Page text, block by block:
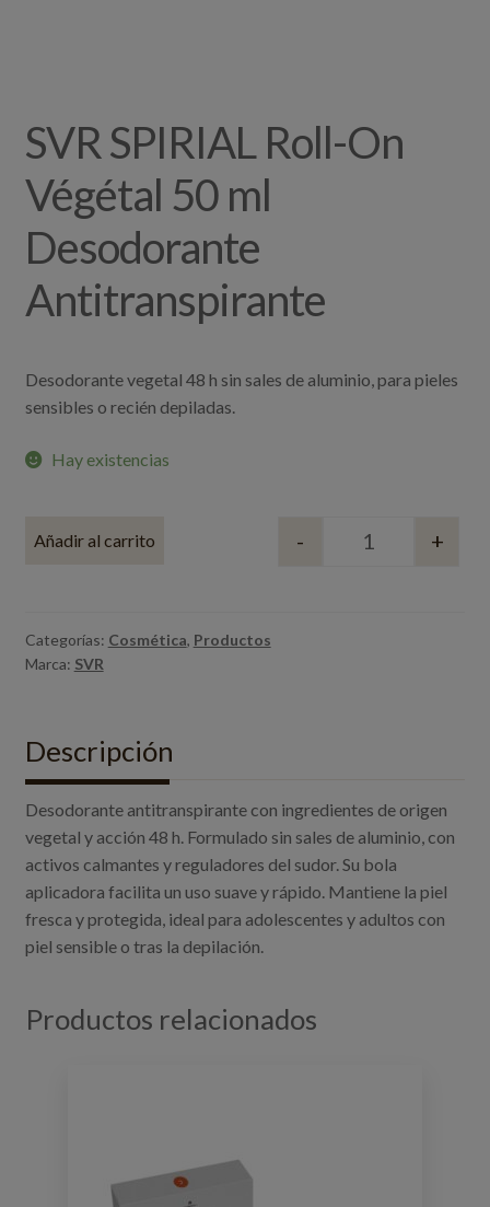
SVR SPIRIAL Roll-On
Végétal 50 ml
Desodorante
Antitranspirante
Desodorante vegetal 48 h sin sales de aluminio, para pieles
sensibles o recién depiladas.
Hay existencias
Quantity
- +
Añadir al carrito
Categorías: Cosmética, Productos
Marca: SVR
Descripción
Desodorante antitranspirante con ingredientes de origen
vegetal y acción 48 h. Formulado sin sales de aluminio, con
activos calmantes y reguladores del sudor. Su bola
aplicadora facilita un uso suave y rápido. Mantiene la piel
fresca y protegida, ideal para adolescentes y adultos con
piel sensible o tras la depilación.
Productos relacionados